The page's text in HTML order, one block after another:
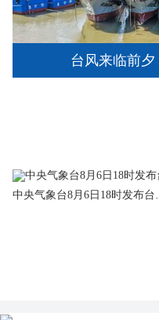
台风来临前
中央气